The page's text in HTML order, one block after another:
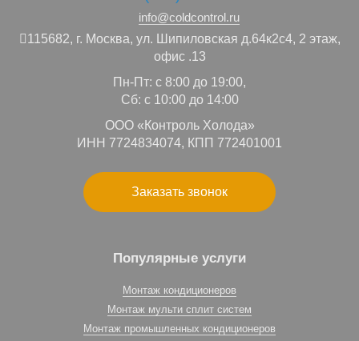
info@coldcontrol.ru
115682, г. Москва, ул. Шипиловская д.64к2с4, 2 этаж,
офис .13
Пн-Пт: с 8:00 до 19:00,
Сб: с 10:00 до 14:00
ООО «Контроль Холода»
ИНН 7724834074, КПП 772401001
Заказать звонок
Популярные услуги
Монтаж кондиционеров
Монтаж мульти сплит систем
Монтаж промышленных кондиционеров